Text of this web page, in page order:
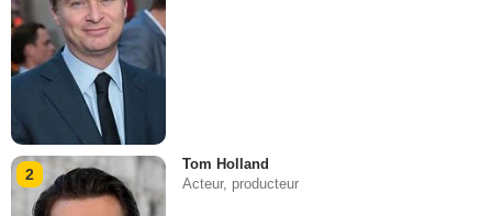
2
Tom Holland
Acteur, producteur